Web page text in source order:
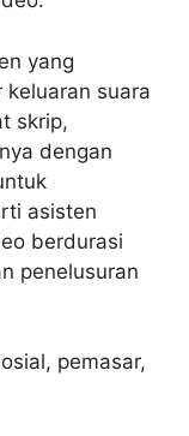
yang
suara
skrip,
dengan
asisten
berdurasi
penelusuran
pemasar,